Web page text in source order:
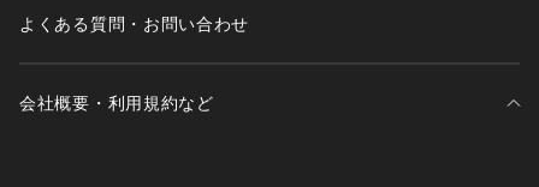
よくある質問・お問い合わせ
会社概要・利用規約など